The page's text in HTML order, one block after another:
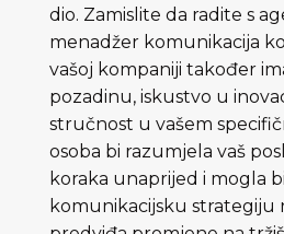
dio. Zamislite da radite s
menadžer komunikacija
vašoj kompaniji također
pozadinu, iskustvo u
stručnost u vašem
osoba bi razumjela vaš
koraka unaprijed i mogla
komunikacijsku strategiju